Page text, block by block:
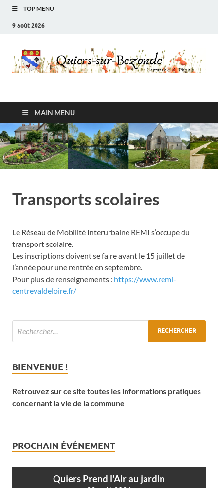
TOP MENU
9 août 2026
Ville de Quiers sur
Bezonde
MAIN MENU
Transports scolaires
Le Réseau de Mobilité Interurbaine REMI s’occupe du
transport scolaire.
Les inscriptions doivent se faire avant le 15 juillet de
l’année pour une rentrée en septembre.
Pour plus de renseignements : https://www.remi-
centrevaldeloire.fr/
BIENVENUE !
Retrouvez sur ce site toutes les informations pratiques
concernant la vie de la commune
PROCHAIN ÉVÉNEMENT
Quiers Prend l'Air au jardin